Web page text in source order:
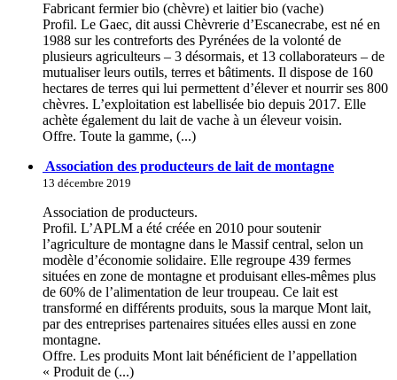
Fabricant fermier bio (chèvre) et laitier bio (vache)
Profil. Le Gaec, dit aussi Chèvrerie d’Escanecrabe, est né en
1988 sur les contreforts des Pyrénées de la volonté de
plusieurs agriculteurs – 3 désormais, et 13 collaborateurs – de
mutualiser leurs outils, terres et bâtiments. Il dispose de 160
hectares de terres qui lui permettent d’élever et nourrir ses 800
chèvres. L’exploitation est labellisée bio depuis 2017. Elle
achète également du lait de vache à un éleveur voisin.
Offre. Toute la gamme, (...)
Association des producteurs de lait de montagne
13 décembre 2019
Association de producteurs.
Profil. L’APLM a été créée en 2010 pour soutenir
l’agriculture de montagne dans le Massif central, selon un
modèle d’économie solidaire. Elle regroupe 439 fermes
situées en zone de montagne et produisant elles-mêmes plus
de 60% de l’alimentation de leur troupeau. Ce lait est
transformé en différents produits, sous la marque Mont lait,
par des entreprises partenaires situées elles aussi en zone
montagne.
Offre. Les produits Mont lait bénéficient de l’appellation
« Produit de (...)